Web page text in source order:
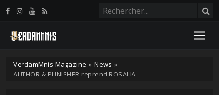
VerdamMnis Magazine » News »
AUTHOR & PUNISHER reprend ROSALIA
Panneau de gestion des cookies